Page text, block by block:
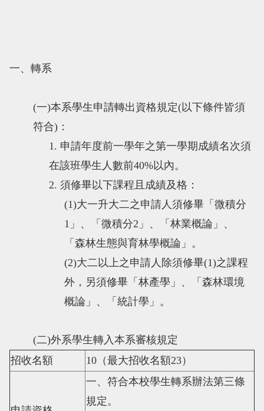
一、轉系
(一)本系學生申請轉出資格規定(以下條件皆須
符合)：
1. 申請年度前一學年之第一學期成績名次須
在該班學生人數前40%以內。
2. 須修畢以下課程且成績及格：
(1)大一升大二之申請人須修畢「微積分
1 」、「微積分2 」、「林業概論」、
「森林生態與育林學概論」。
(2)大二以上之申請人除須修畢(1)之課程
外，另須修畢「林產學」、「森林環境
概論」、「統計學」。
(二)外系學生轉入本系審核規定
招收名額
10 （最大招收名額23）
一、符合本校學生轉系辦法第三條
規定。